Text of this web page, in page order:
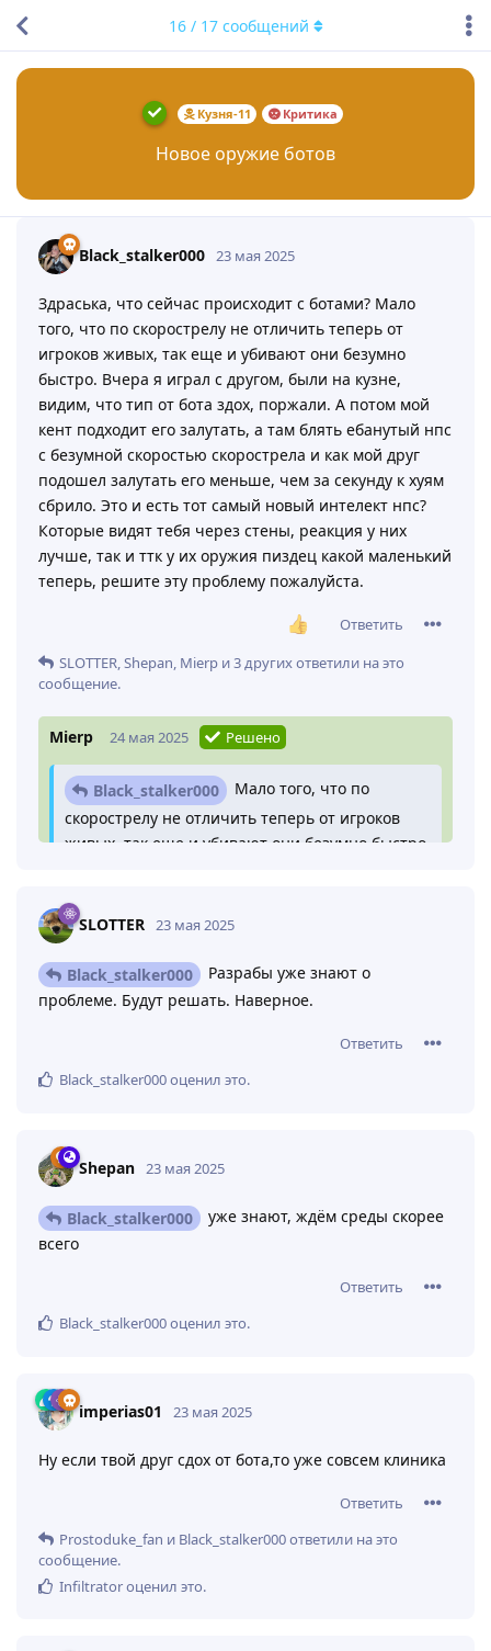
Кузня-11 Критика
Новое оружие ботов
16/ 17сообщений
Black_stalker000 23 мая 2025
Здраська, что сейчас происходит с ботами? Мало
того, что по скорострелу не отличить теперь от
игроков живых, так еще и убивают они безумно
быстро. Вчера я играл с другом, были на кузне,
видим, что тип от бота здох, поржали. А потом мой
кент подходит его залутать, а там блять ебанутый нпс
с безумной скоростью скорострела и как мой друг
подошел залутать его меньше, чем за секунду к хуям
сбрило. Это и есть тот самый новый интелект нпс?
Которые видят тебя через стены, реакция у них
лучше, так и ттк у их оружия пиздец какой маленький
теперь, решите эту проблему пожалуйста.
Ответить
SLOTTER,Shepan, Mierp и3другихответили на это
сообщение.
Mierp 24 мая 2025 Решено
Black_stalker000
Мало того, что по
скорострелу не отличить теперь от игроков
живых, так еще и убивают они безумно быстро.
что остается просто следить за новостями, когда
данную ошибку исправят.
SLOTTER 23 мая 2025
Black_stalker000
Разрабы уже знают о
проблеме. Будут решать. Наверное.
Ответить
Black_stalker000оценил это.
Shepan 23 мая 2025
Black_stalker000
уже знают, ждём среды скорее
всего
Ответить
Black_stalker000оценил это.
imperias01 23 мая 2025
Ну если твой друг сдох от бота,то уже совсем клиника
Ответить
Prostoduke_fan и Black_stalker000ответили на это
сообщение.
Infiltratorоценил это.